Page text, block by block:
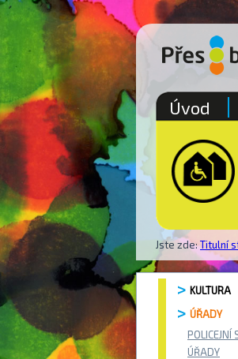
Jste zde:Titulní
Úvod
KULTURA
ÚŘADY
POLICEJNÍ
ÚŘADY